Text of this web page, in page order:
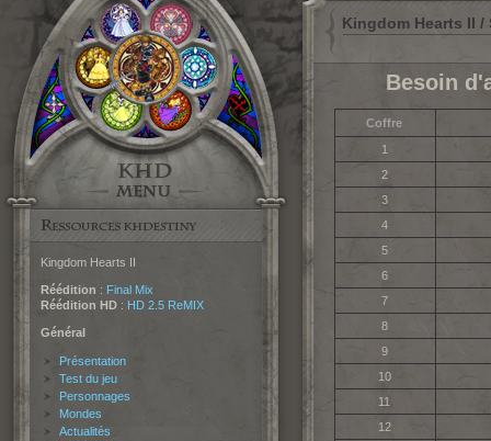
Kingdom Hearts II
Réédition : Final Mix
Réédition HD : HD 2.5 ReMIX
Général
Présentation
Test du jeu
Personnages
Mondes
Actualités
Kingdom Hearts II
Besoin
Coffre
1
2
3
4
5
6
7
8
9
10
11
12